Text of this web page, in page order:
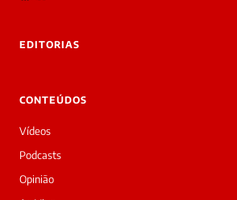
Boa
Sou
a
daqui
EDITORIAS
CONTEÚDOS
Vídeos
Podcasts
Opinião